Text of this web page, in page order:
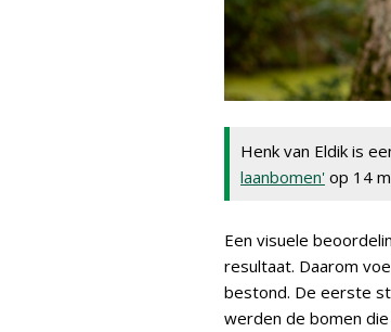
Henk van Eldik is
laanbomen' op 14
Een visuele
resultaat. Daarom
bestond. De eerste
werden de bomen